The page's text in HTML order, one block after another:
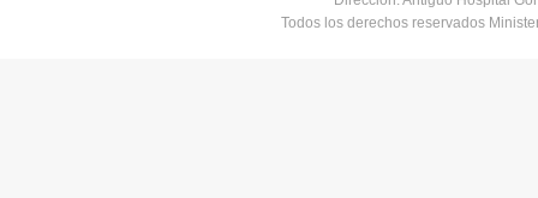
Todos los derechos reservados